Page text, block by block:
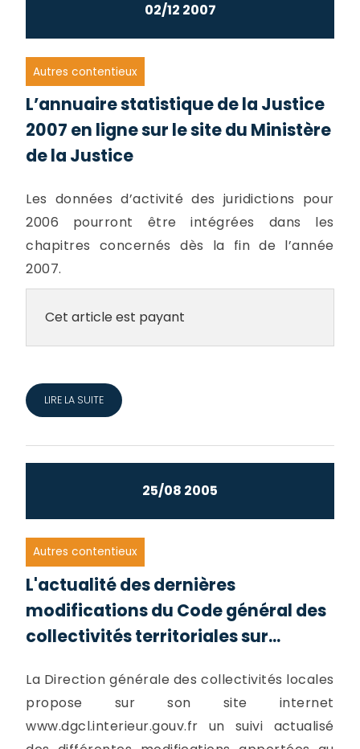
02/12 2007
Autres contentieux
L’annuaire statistique de la Justice
2007 en ligne sur le site du Ministère
de la Justice
Les données d’activité des juridictions pour
2006 pourront être intégrées dans les
chapitres concernés dès la fin de l’année
2007.
Cet article est payant
LIRE LA SUITE
25/08 2005
Autres contentieux
L'actualité des dernières
modifications du Code général des
collectivités territoriales sur...
La Direction générale des collectivités locales
propose sur son site internet
www.dgcl.interieur.gouv.fr un suivi actualisé